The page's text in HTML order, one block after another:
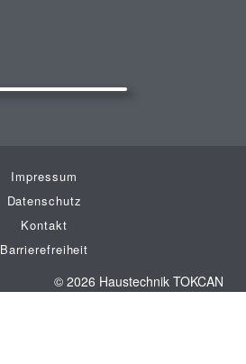
Impressum
Datenschutz
Kontakt
Barrierefreiheit
© 2026 Haustechnik TOKCAN